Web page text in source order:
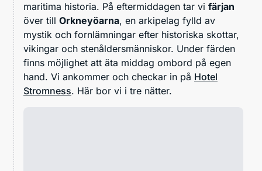
maritima historia. På eftermiddagen tar vi färjan
över till Orkneyöarna, en arkipelag fylld av
mystik och fornlämningar efter historiska skottar,
vikingar och stenåldersmänniskor. Under färden
finns möjlighet att äta middag ombord på egen
hand. Vi ankommer och checkar in på Hotel
Stromness. Här bor vi i tre nätter.